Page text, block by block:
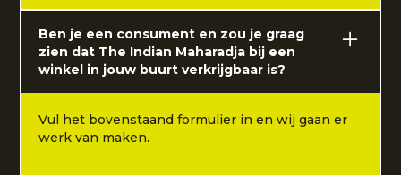
Ben je een consument en zou je graag
zien dat The Indian Maharadja bij een
winkel in jouw buurt verkrijgbaar is?
Vul het bovenstaand formulier in en wij gaan er
werk van maken.